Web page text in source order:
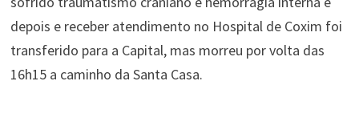
depois e receber atendimento no Hospital de Coxim foi
transferido para a Capital, mas morreu por volta das
16h15 a caminho da Santa Casa.